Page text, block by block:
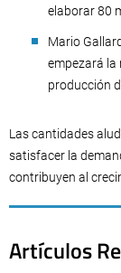
elaborar 80
Mario
empezará la
producción
Las cantidades
satisfacer la
contribuyen al
Artículos